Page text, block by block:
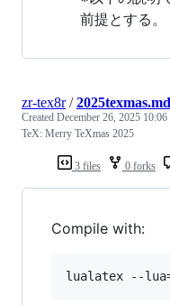
前提とする。
3 files 0 forks
zr-tex8r/2025texmas.md
Created December 26, 2025 10:06
TeX: Merry TeXmas 2025
Compile with: